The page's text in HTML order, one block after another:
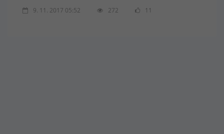
9. 11. 2017 05:52 272 11